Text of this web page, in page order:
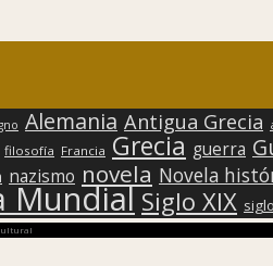
Alemania Antigua Grecia
filosofía Francia Grecia guerra
nazismo novela Novela
Mundial Siglo XIX